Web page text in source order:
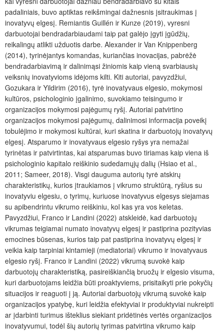
padaliniais, buvo aptiktas reikšmingai dažnesnis įsitraukimas į
inovatyvų elgesį. Remiantis Guillén ir Kunze (2019), vyresni
darbuotojai bendradarbiaudami taip pat galėjo įgyti įgūdžių,
reikalingų atlikti užduotis darbe. Alexander ir Van Knippenberg
(2014), tyrinėjantys komandas, kuriančias inovacijas, pabrėžė
bendradarbiavimą ir dalinimąsi žiniomis kaip vieną svarbiausių
veiksnių inovatyvioms idėjoms kilti. Kiti autoriai, pavyzdžiui,
Gozukara ir Yildirim (2016), tyrė inovatyvaus elgesio, mokymosi
kultūros, psichologinio įgalinimo, suvokiamo teisingumo ir
organizacijos mokymosi pajėgumų ryšį. Autoriai patvirtino
organizacijos mokymosi pajėgumų, dalinimosi informacija poveikį
tobulėjimo ir mokymosi kultūrai, kuri skatina ir darbuotojų inovatyvų
elgesį. Atsparumo ir inovatyvaus elgesio ryšys yra nemažai
tyrinėtas ir patvirtintas, kai atsparumas buvo tiriamas kaip viena iš
psichologinio kapitalo reiškinio sudedamųjų dalių (Hsiao et al.,
2011; Sameer, 2018). Visgi dauguma autorių tyrė atskirų
charakteristikų, kurios įtraukiamos į vikrumo struktūrą, ryšius su
inovatyviu elgesiu, o tyrimų, kuriuose inovatyvus elgesys siejamas
su apibendrintu vikrumo reiškiniu, kol kas yra vos keletas.
Pavyzdžiui, Franco ir Landini (2022) atskleidė, kad darbuotojų
vikrumas teigiamai numato inovatyvų elgesį ir pastiprina pozityvias
emocines būsenas, kurios taip pat pastiprina inovatyvų elgesį ir
veikia kaip tarpiniai kintamieji (mediatoriai) vikrumo ir inovatyvaus
elgesio ryšį. Franco ir Landini (2022) vikrumą suvokė kaip
darbuotojų charakteristiką, pasireiškiančią bruožų ir elgesio visuma,
kuri darbuotojams leidžia būti proaktyviems, prisitaikyti prie pokyčių
situacijos ir reaguoti į ją. Autoriai darbuotojų vikrumą suvokė kaip
organizacijos ypatybę, kuri leidžia efektyviai ir produktyviai nukreipti
ar įdarbinti turimus išteklius siekiant pridėtinės vertės organizacijos
inovatyvumui, todėl šių autorių tyrimas patvirtina vikrumo kaip